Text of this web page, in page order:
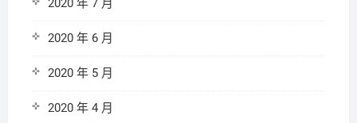
2020 年 7 月
2020 年 6 月
2020 年 5 月
2020 年 4 月